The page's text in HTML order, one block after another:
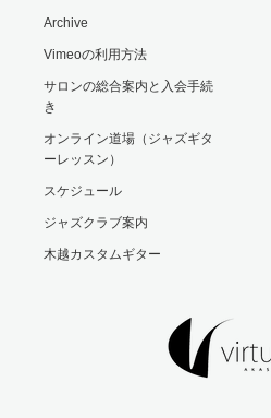
Archive
Vimeoの利用方法
サロンの総合案内と入会手続
き
オンライン道場（ジャズギタ
ーレッスン）
スケジュール
ジャズクラブ案内
木越カスタムギター